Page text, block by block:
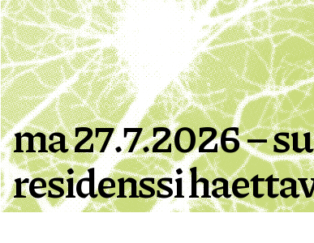
ma 27.7.2026 –
residenssi